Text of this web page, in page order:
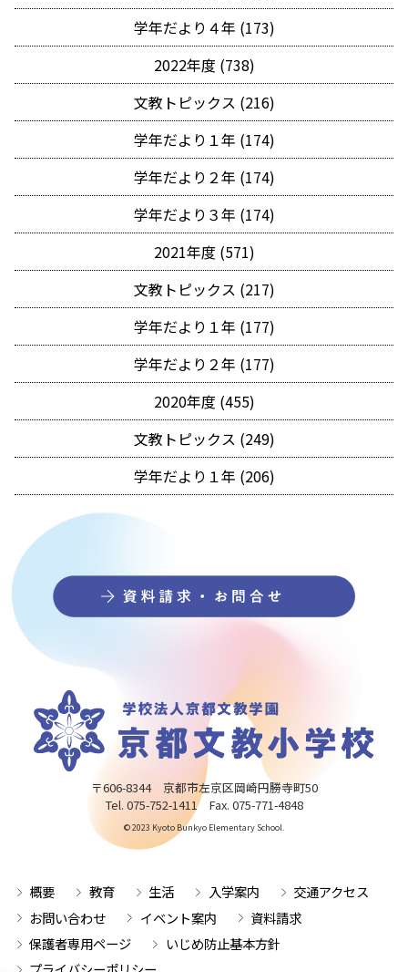
学年だより４年 (173)
2022年度 (738)
文教トピックス (216)
学年だより１年 (174)
学年だより２年 (174)
学年だより３年 (174)
2021年度 (571)
文教トピックス (217)
学年だより１年 (177)
学年だより２年 (177)
2020年度 (455)
文教トピックス (249)
学年だより１年 (206)
〒606-8344 京都市左京区岡崎円勝寺町50
Tel. 075-752-1411 Fax. 075-771-4848
© 2023 Kyoto Bunkyo Elementary School.
概要 教育 生活 入学案内
交通アクセス
お問い合わせ
イベント案内
資料請求
保護者専用ページ
いじめ防止基本方針